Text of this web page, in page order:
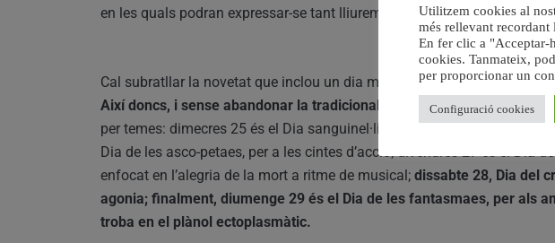
en les quals podran expressar-se tant lliurement com vulguen.
Cal subratllar la novetat que inclou un dia més de festival,per si
Així doncs, i sense abandonar la tradicional estructura del festival, la
per temes: dimecres 25 és el Dia sanguinel·li, dedicat als metratges
Dia de les asco-petaes, per a les cintes d’acció; divendres 27 és el Dia
enfocat en l’alegria de la mort a ritme de musical; dissabte 28, Dia del
agonia; finalment, diumenge 29 és el Dia de les fantasmaes, per als
troba en el plànol ectoplasmàtic.
Utilitzem cookies al
més rellevant recordant
En fer clic a "Acceptar-
cookies. Tanmateix,
per proporcionar un
Configuració cookies